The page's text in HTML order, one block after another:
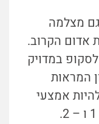
גם מצלמה
אדום הקרוב.
במדויק
המראות
אמצעי